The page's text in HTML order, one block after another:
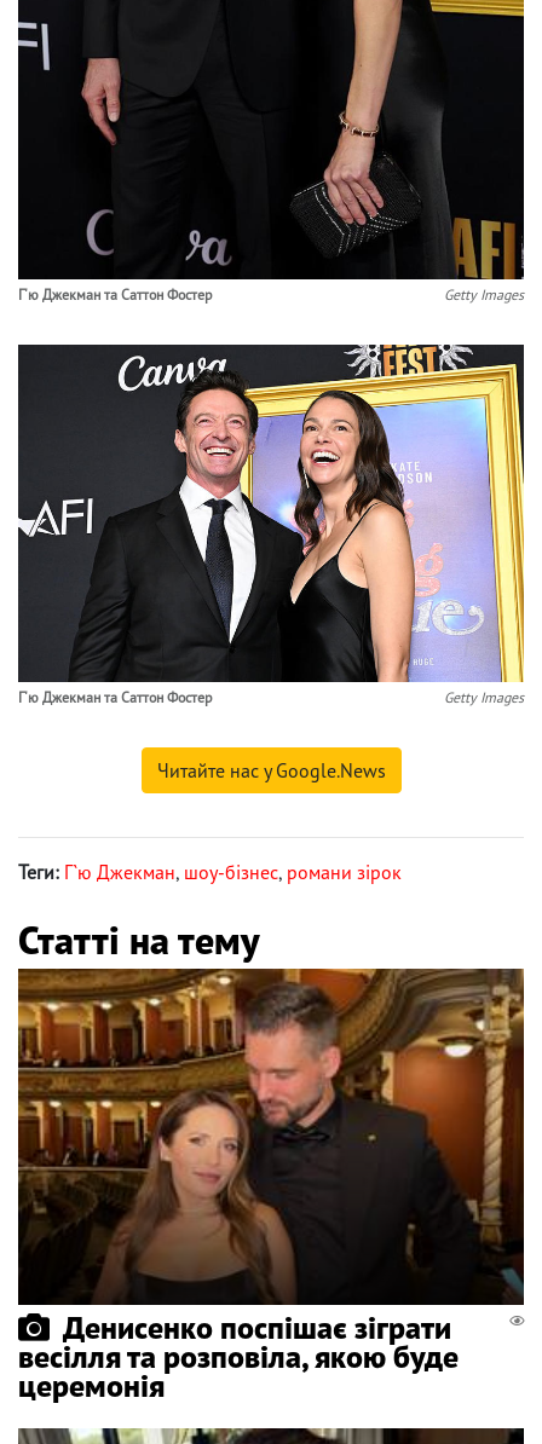
Г'ю Джекман та Саттон Фостер Getty Images
Г'ю Джекман та Саттон Фостер Getty Images
Читайте нас у Google.News
Теги: Г`ю Джекман, шоу-бізнес, романи зірок
Статті на тему
Денисенко поспішає зіграти
весілля та розповіла, якою буде
церемонія